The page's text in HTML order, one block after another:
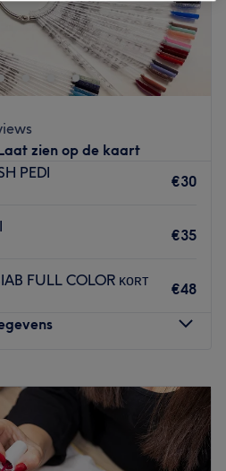
zien op de kaart
PEDI
€30
€35
FULL COLOR ᴋᴏʀᴛ
€48
10:00
15:00
12:00
21:00
10:00
15:00